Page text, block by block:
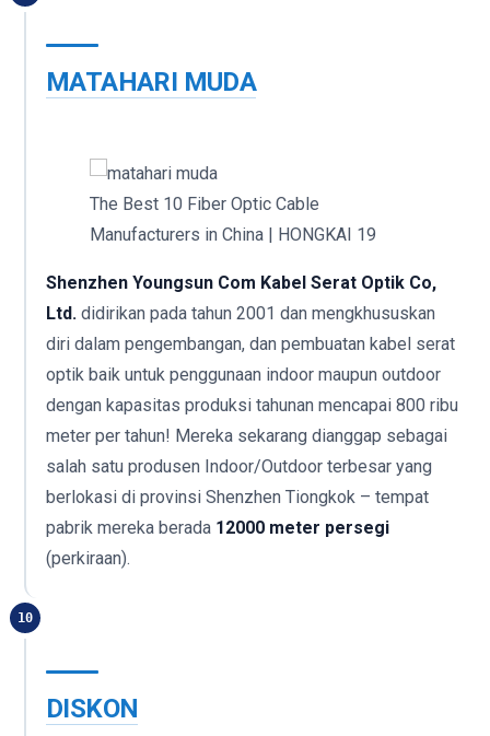
MATAHARI MUDA
The Best 10 Fiber Optic Cable
Manufacturers in China | HONGKAI 19
Shenzhen Youngsun Com Kabel Serat Optik Co,
Ltd. didirikan pada tahun 2001 dan mengkhususkan
diri dalam pengembangan, dan pembuatan kabel serat
optik baik untuk penggunaan indoor maupun outdoor
dengan kapasitas produksi tahunan mencapai 800 ribu
meter per tahun! Mereka sekarang dianggap sebagai
salah satu produsen Indoor/Outdoor terbesar yang
berlokasi di provinsi Shenzhen Tiongkok – tempat
pabrik mereka berada 12000 meter persegi
(perkiraan).
10
DISKON